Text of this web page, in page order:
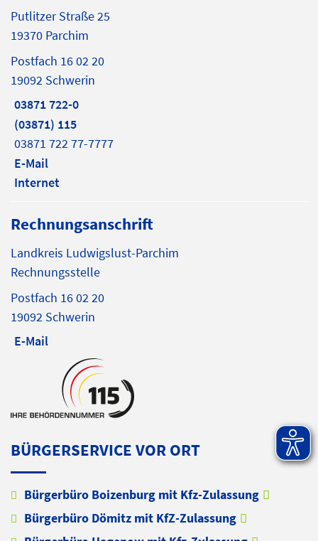
Putlitzer Straße 25
19370 Parchim
Postfach 16 02 20
19092 Schwerin
03871 722-0
(03871) 115
03871 722 77-7777
E-Mail
Internet
Rechnungsanschrift
Landkreis Ludwigslust-Parchim
Rechnungsstelle
Postfach 16 02 20
19092 Schwerin
E-Mail
BÜRGERSERVICE VOR ORT
Bürgerbüro Boizenburg mit Kfz-Zulassung
Bürgerbüro Dömitz mit KfZ-Zulassung